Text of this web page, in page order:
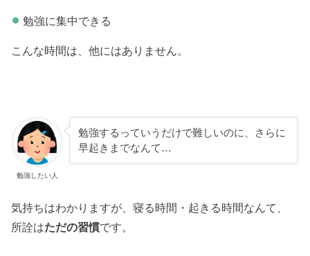
勉強に集中できる
こんな時間は、他にはありません。
勉強したい人
勉強するっていうだけで難しいのに、さらに
早起きまでなんて…
気持ちはわかりますが、寝る時間・起きる時間なんて、
所詮はただの習慣です。